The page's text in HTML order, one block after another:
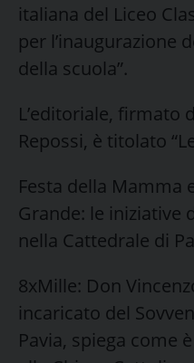
italiana del Liceo
per l’inaugurazione
della scuola”.
L’editoriale, firmato
Repossi, è titolato
Festa della Mamma
Grande: le iniziative
nella Cattedrale di
8xMille: Don
incaricato del
Pavia, spiega come